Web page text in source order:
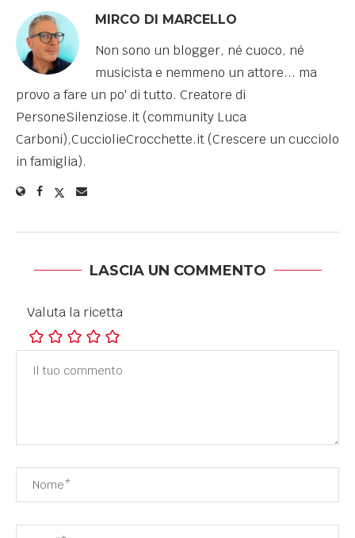
MIRCO DI MARCELLO
Non sono un blogger, né cuoco, né
musicista e nemmeno un attore... ma
provo a fare un po' di tutto. Creatore di
PersoneSilenziose.it (community Luca
Carboni),CucciolieCrocchette.it (Crescere un cucciolo
in famiglia).
LASCIA UN COMMENTO
Valuta la ricetta